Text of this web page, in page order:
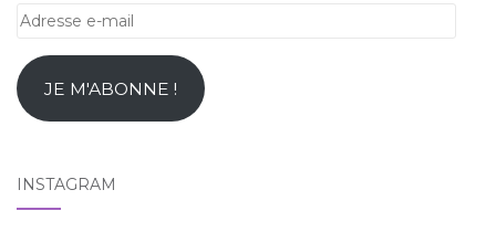
Adresse
mailJE M'ABONNE !
INSTAGRAM